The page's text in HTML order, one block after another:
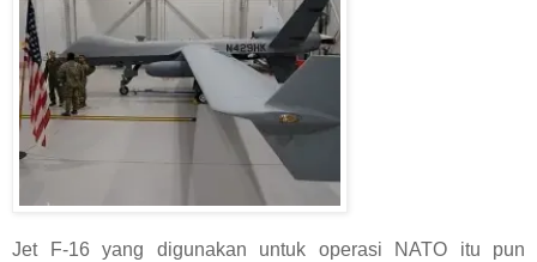
Jet F-16 yang digunakan untuk operasi NATO itu pun